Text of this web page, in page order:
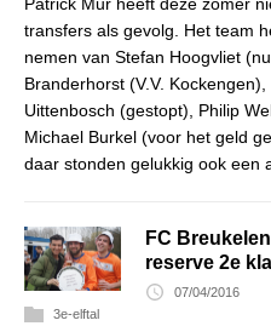
Patrick Mur heeft deze zomer
transfers als gevolg. Het team
nemen van Stefan Hoogvliet
Branderhorst (V.V.
Uittenbosch (gestopt), Philip
Michael Burkel (voor het geld
daar stonden gelukkig ook een
FC
reserve 2e
07/04/2016
3e-elftal